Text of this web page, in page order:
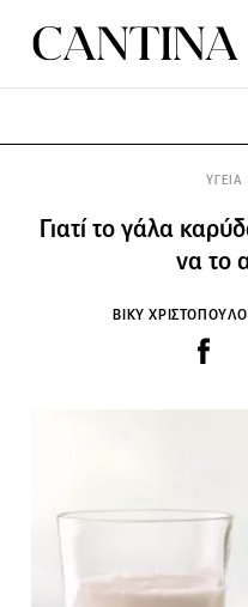
Γιατί το γάλα
να το
ΒΙΚΥ